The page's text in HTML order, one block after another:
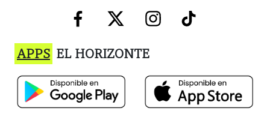
APPS EL HORIZONTE